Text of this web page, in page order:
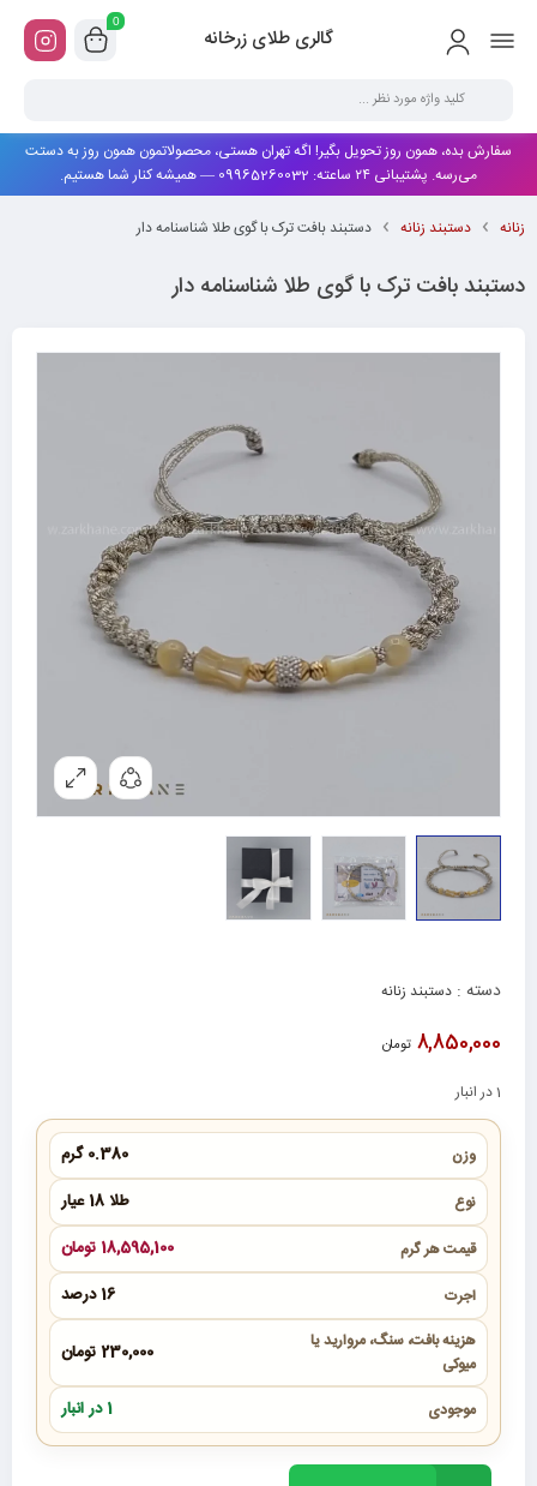
گالری طلای زرخانه
0
سفارش بده، همون روز تحویل بگیر! اگه تهران هستی، محصولاتمون همون روز به دستت
می‌رسه. پشتیبانی ۲۴ ساعته: 09965260032 — همیشه کنار شما هستیم.
زنانه دستبند زنانه دستبند بافت ترک با گوی طلا شناسنامه دار
دستبند بافت ترک با گوی طلا شناسنامه دار
دسته : دستبند زنانه
8,850,000 تومان
1 در انبار
وزن 0.380 گرم
نوع طلا 18 عیار
قیمت هر گرم 18,595,100 تومان
اجرت 16 درصد
هزینه بافت، سنگ، مروارید یا
میوکی
230,000 تومان
موجودی 1 در انبار